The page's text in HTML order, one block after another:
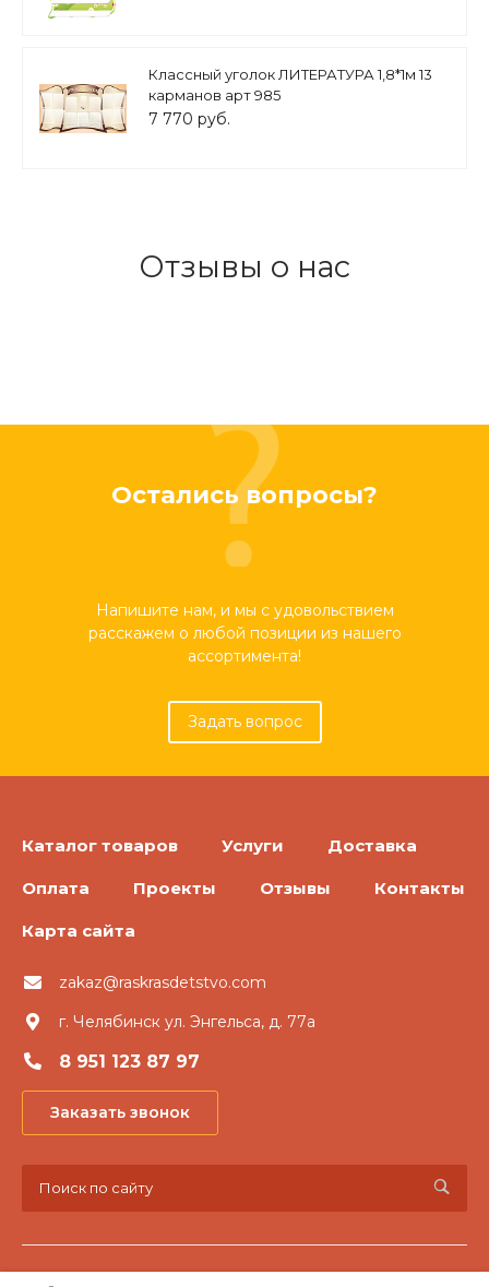
Классный уголок ЛИТЕРАТУРА 1,8*1м 13
карманов арт 985
7 770 руб.
Отзывы о нас
Остались вопросы?
Напишите нам, и мы с удовольствием
расскажем о любой позиции из нашего
ассортимента!
Задать вопрос
Каталог товаров Услуги Доставка
Оплата Проекты Отзывы Контакты
Карта сайта
zakaz@raskrasdetstvo.com
г. Челябинск ул. Энгельса, д. 77а
8 951 123 87 97
Заказать звонок